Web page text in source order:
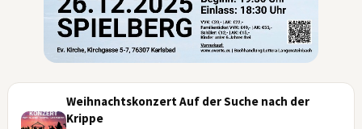
Weihnachtskonzert Auf der Suche nach der
Krippe